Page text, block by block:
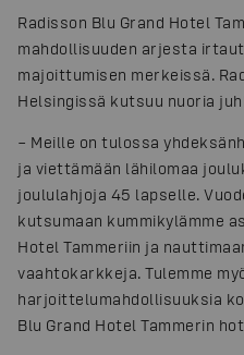
Radisson Blu Grand Hotel
mahdollisuuden arjesta
majoittumisen merkeissä.
Helsingissä kutsuu nuoria
– Meille on tulossa
ja viettämään lähilomaa
joululahjoja 45 lapselle.
kutsumaan kummikylämme
Hotel Tammeriin ja
vaahtokarkkeja. Tulemme
harjoittelumahdollisuuksia
Blu Grand Hotel Tammerin